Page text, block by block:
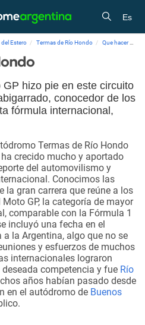
Es
Estero Termas de Río Hondo Que hacer
hizo pie en este circuito
conocedor de los
fórmula internacional,
Termas de Río Hondo
crecido mucho y aportado
del automovilismo y
Conocimos las
la gran carrera que reúne a los
GP, la categoría de mayor
comparable con la Fórmula 1
incluyó una fecha en el
la Argentina, algo que no se
y esfuerzos de muchos
internacionales lograron
competencia y fue Río
años habían pasado desde
en el autódromo de Buenos